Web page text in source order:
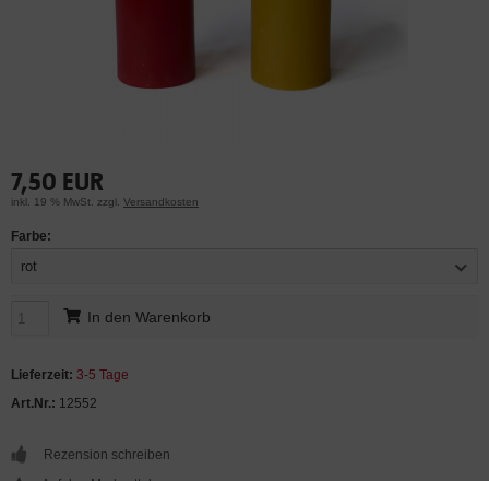
7,50 EUR
inkl. 19 % MwSt. zzgl. Versandkosten
Farbe:
rot
In den Warenkorb
Lieferzeit: 3-5 Tage
Art.Nr.: 12552
Rezension schreiben